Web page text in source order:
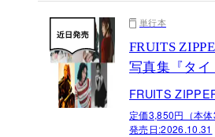
単行本
FRUITS
写真集『タイ
FRUITS
定価3,850円（本体
発売日:2026.10.31